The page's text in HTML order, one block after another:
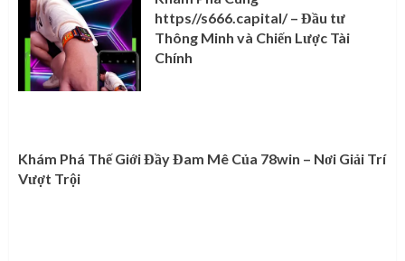
https//s666.capital/ – Đầu tư
Thông Minh và Chiến Lược Tài
Chính
Khám Phá Thế Giới Đầy Đam Mê Của 78win – Nơi Giải Trí
Vượt Trội